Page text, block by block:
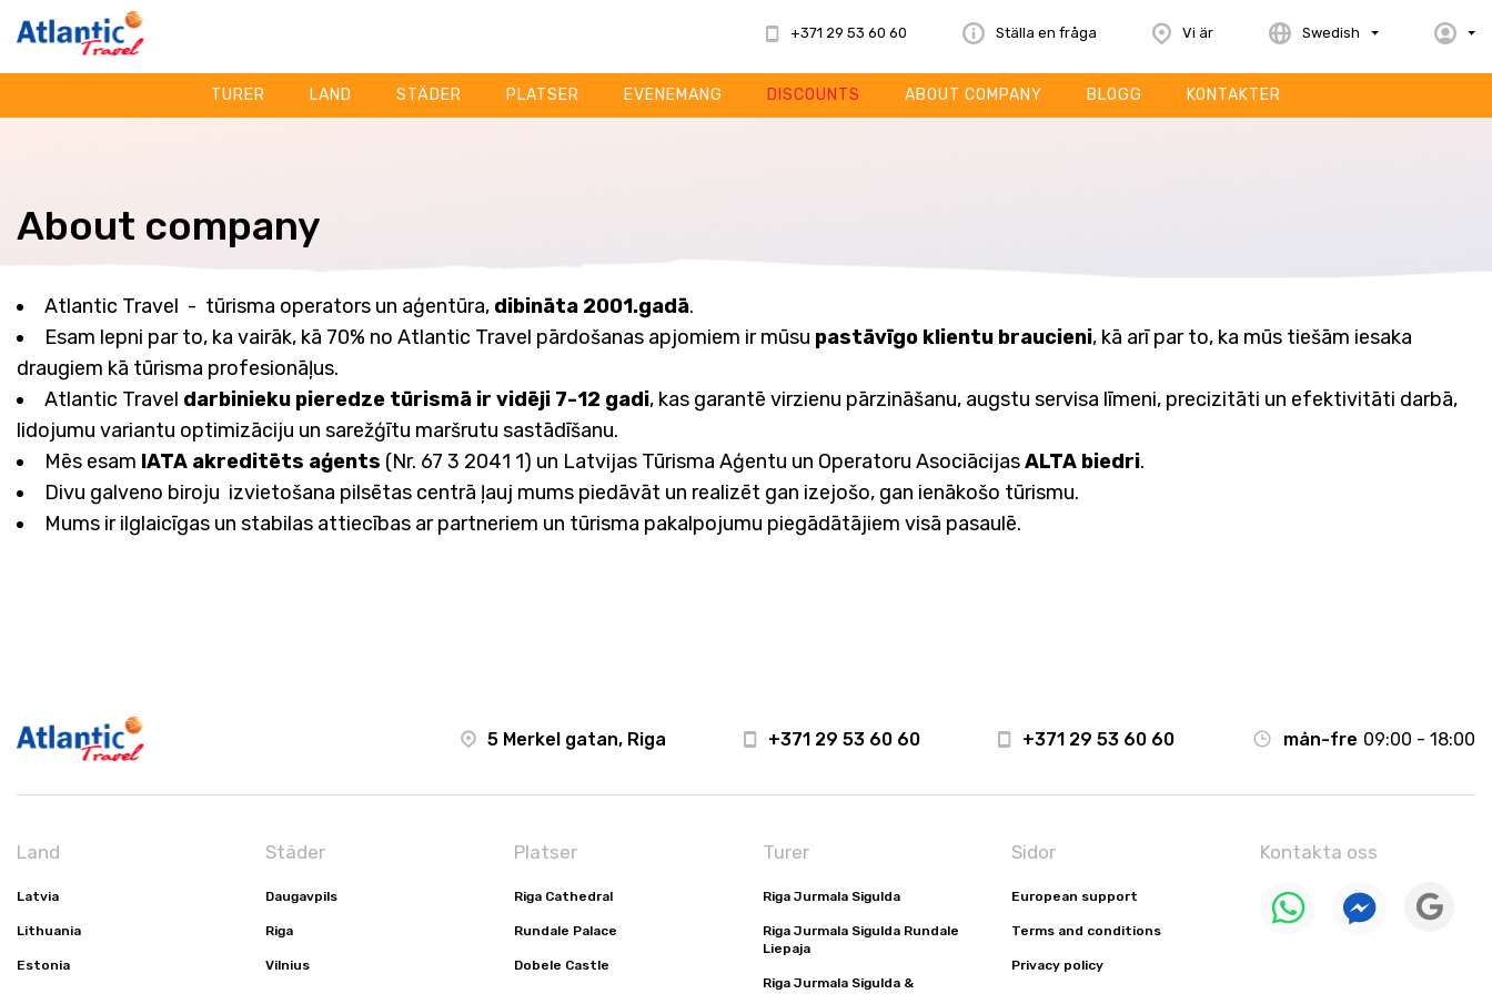
+371 29 53 60 60 Ställa en fråga Vi är Swedish
TURER LAND STÄDER PLATSER EVENEMANG DISCOUNTS ABOUT COMPANY BLOGG KONTAKTER
About company
Atlantic Travel - tūrisma operators un aģentūra, dibināta 2001.gadā.
Esam lepni par to, ka vairāk, kā 70% no Atlantic Travel pārdošanas apjomiem ir mūsu pastāvīgo klientu braucieni, kā arī par to, ka mūs tiešām iesaka
draugiem kā tūrisma profesionāļus.
Atlantic Travel darbinieku pieredze tūrismā ir vidēji 7-12 gadi, kas garantē virzienu pārzināšanu, augstu servisa līmeni, precizitāti un efektivitāti darbā,
lidojumu variantu optimizāciju un sarežģītu maršrutu sastādīšanu.
Mēs esam IATA akreditēts aģents (Nr. 67 3 2041 1) un Latvijas Tūrisma Aģentu un Operatoru AsociācijasALTA biedri.
Divu galveno biroju izvietošana pilsētas centrā ļauj mums piedāvāt un realizēt gan izejošo, gan ienākošo tūrismu.
Mums ir ilglaicīgas un stabilas attiecības ar partneriem un tūrisma pakalpojumu piegādātājiem visā pasaulē.
5 Merkel gatan, Riga +371 29 53 60 60 +371 29 53 60 60 mån-fre 09:00 - 18:00
Land
Latvia
Lithuania
Estonia
Städer
Daugavpils
Riga
Vilnius
Platser
Riga Cathedral
Rundale Palace
Dobele Castle
Turer
Riga Jurmala Sigulda
Riga Jurmala Sigulda Rundale
Liepaja
Riga Jurmala Sigulda &
Sidor
European support
Terms and conditions
Privacy policy
Kontakta oss